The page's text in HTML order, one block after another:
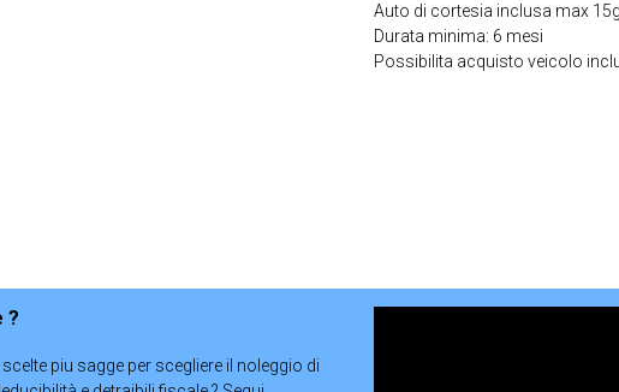
Auto di cortesia inclusa max
Durata minima: 6 mesi
Possibilita acquisto veicolo
?
piu sagge per scegliere il noleggio di